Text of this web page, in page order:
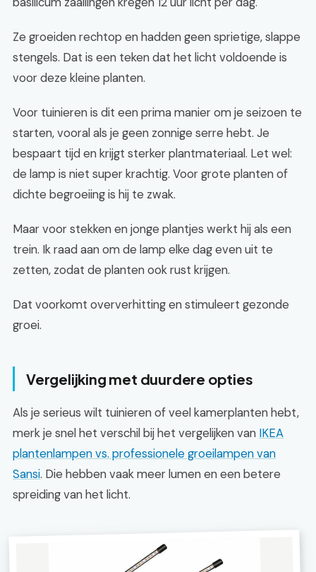
Ze groeiden rechtop en hadden geen sprietige, slappe
stengels. Dat is een teken dat het licht voldoende is
voor deze kleine planten.
Voor tuinieren is dit een prima manier om je seizoen te
starten, vooral als je geen zonnige serre hebt. Je
bespaart tijd en krijgt sterker plantmateriaal. Let wel:
de lamp is niet super krachtig. Voor grote planten of
dichte begroeiing is hij te zwak.
Maar voor stekken en jonge plantjes werkt hij als een
trein. Ik raad aan om de lamp elke dag even uit te
zetten, zodat de planten ook rust krijgen.
Dat voorkomt oververhitting en stimuleert gezonde
groei.
Vergelijking met duurdere opties
Als je serieus wilt tuinieren of veel kamerplanten hebt,
merk je snel het verschil bij het vergelijken van IKEA
plantenlampen vs. professionele groeilampen van
Sansi. Die hebben vaak meer lumen en een betere
spreiding van het licht.